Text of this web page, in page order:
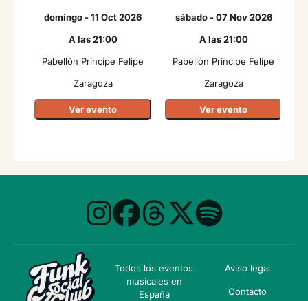
domingo - 11 Oct 2026
A las 21:00
Pabellón Príncipe Felipe
Zaragoza
Ver evento
sábado - 07 Nov 2026
A las 21:00
Pabellón Príncipe Felipe
Zaragoza
Ver evento
Todos los eventos
musicales en
España
Aviso legal
Contacto